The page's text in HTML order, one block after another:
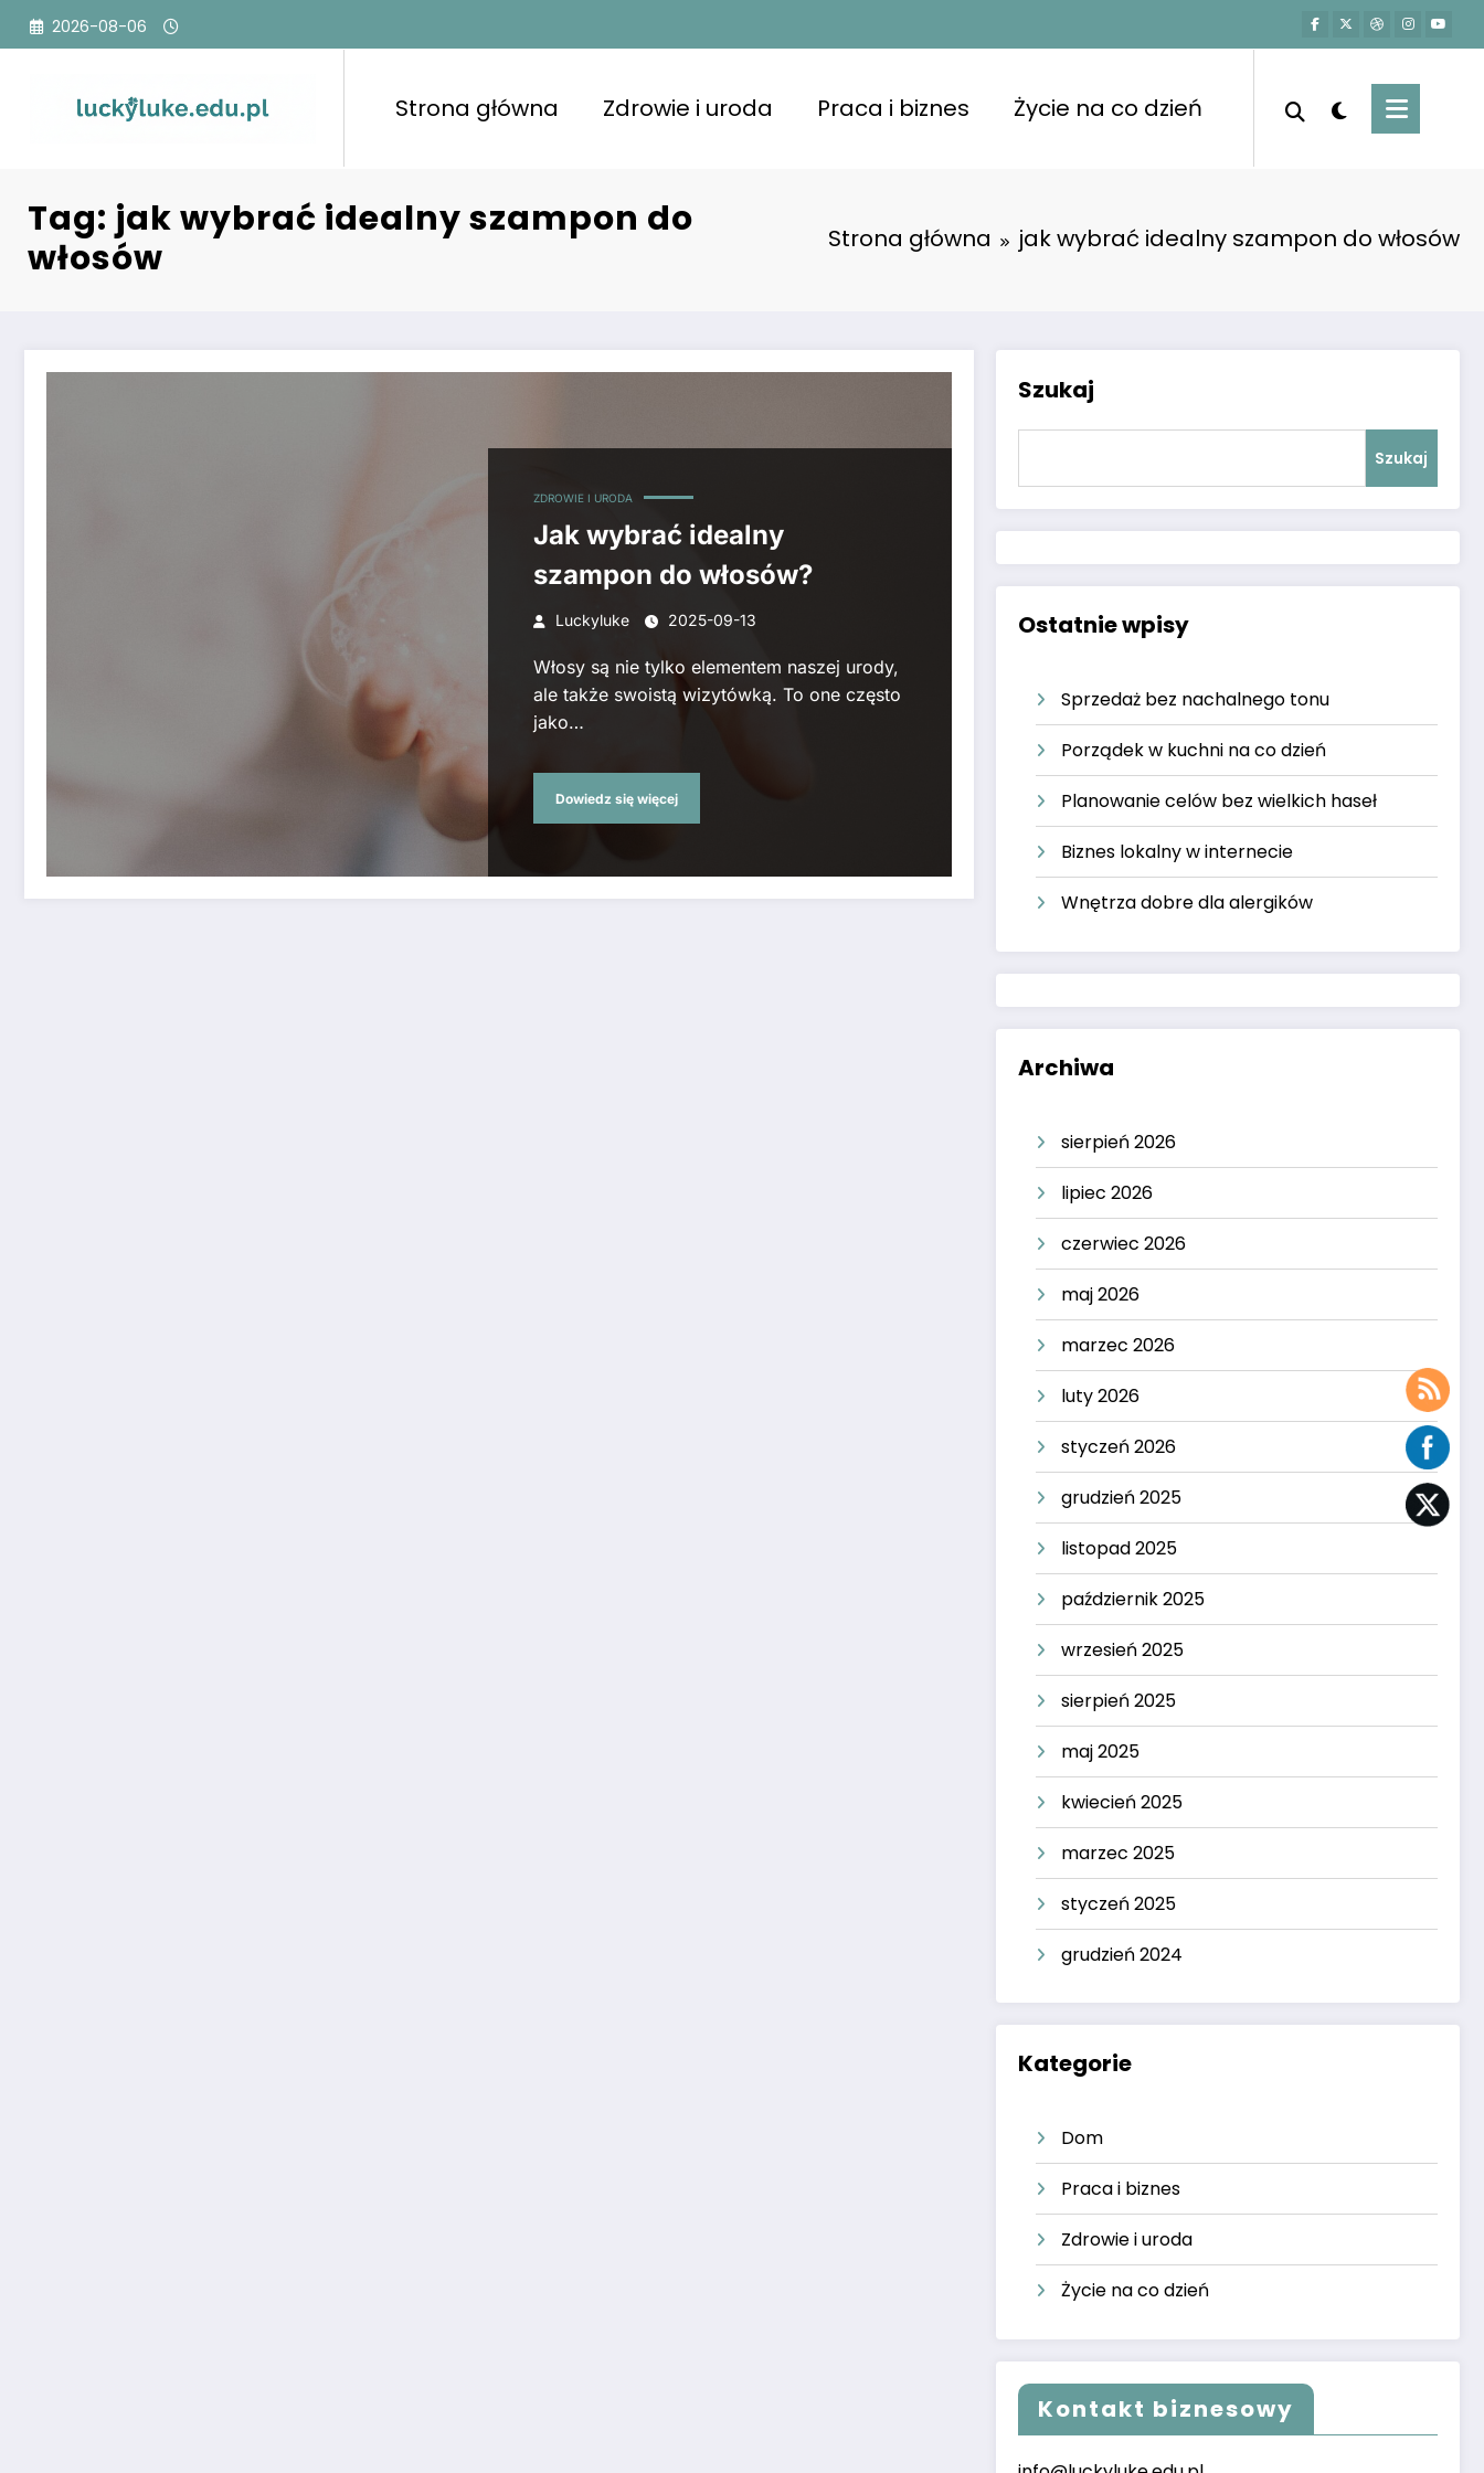
Przejdź
2026-08-06
Strona główna Zdrowie i uroda Praca i biznes Życie na co dzień
Tag: jak wybrać idealny szampon do
włosów
Strona główna jak wybrać idealny szampon do włosów
ZDROWIE I URODA
Jak wybrać idealny
szampon do włosów?
Luckyluke 2025-09-13
Włosy są nie tylko elementem naszej urody,
ale także swoistą wizytówką. To one często
jako…
Dowiedz się więcej
Szukaj
Szukaj
Ostatnie wpisy
Sprzedaż bez nachalnego tonu
Porządek w kuchni na co dzień
Planowanie celów bez wielkich haseł
Biznes lokalny w internecie
Wnętrza dobre dla alergików
Archiwa
sierpień 2026
lipiec 2026
czerwiec 2026
maj 2026
marzec 2026
luty 2026
styczeń 2026
grudzień 2025
listopad 2025
październik 2025
wrzesień 2025
sierpień 2025
maj 2025
kwiecień 2025
marzec 2025
styczeń 2025
grudzień 2024
Kategorie
Dom
Praca i biznes
Zdrowie i uroda
Życie na co dzień
Kontakt biznesowy